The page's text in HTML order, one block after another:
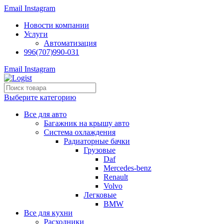
Email Instagram
Новости компании
Услуги
Автоматизация
996(707)990-031
Email Instagram
Выберите категорию
Все для авто
Багажник на крышу авто
Система охлаждения
Радиаторные бачки
Грузовые
Daf
Mercedes-benz
Renault
Volvo
Легковые
BMW
Все для кухни
Расходники